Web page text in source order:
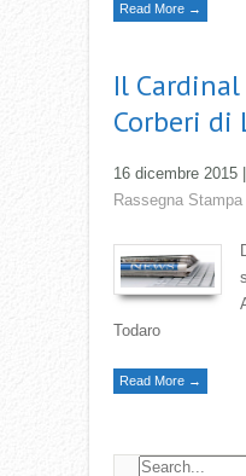
Read More →
Il
Corberi di
16 dicembre 2015
Rassegna Stampa
Todaro
Read More →